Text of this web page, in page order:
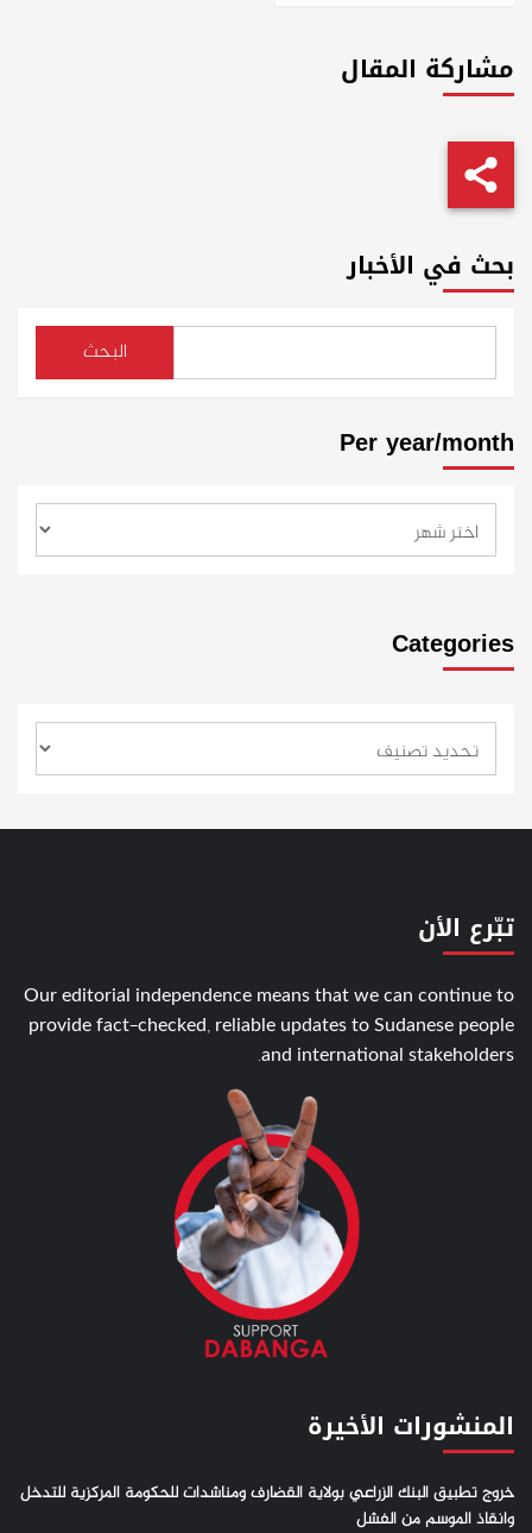
مشاركة المقال
بحث في الأخبار
البحث
Per year/month
Categories
تبّرع الأن
Our editorial independence means that we can continue to
provide fact-checked, reliable updates to Sudanese people
and international stakeholders.
المنشورات الأخيرة
خروج تطبيق البنك الزراعي بولاية القضارف ومناشدات للحكومة المركزية للتدخل
وانقاذ الموسم من الفشل